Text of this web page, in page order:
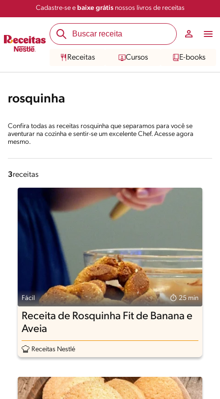
Cadastre-se e baixe grátisnossos livros de receitas
Receitas Cursos E-books
rosquinha
Confira todas as receitas rosquinha que separamos para você se
aventurar na cozinha e sentir-se um excelente Chef. Acesse agora
mesmo.
3receitas
Fácil 25 min
Receita de Rosquinha Fit de Banana e
Aveia
Receitas Nestlé